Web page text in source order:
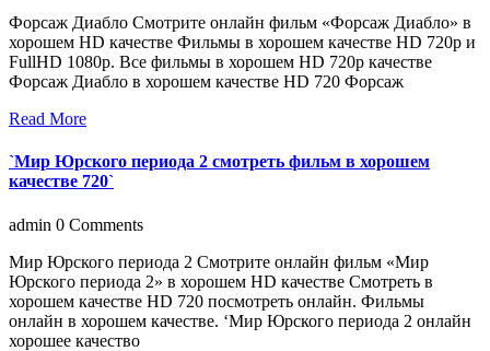
Форсаж Диабло Смотрите онлайн фильм «Форсаж Диабло» в
хорошем HD качестве Фильмы в хорошем качестве HD 720p и
FullHD 1080p. Все фильмы в хорошем HD 720p качестве
Форсаж Диабло в хорошем качестве HD 720 Форсаж
Read More
`Мир Юрского периода 2 смотреть фильм в хорошем
качестве 720`
admin 0 Comments
Мир Юрского периода 2 Смотрите онлайн фильм «Мир
Юрского периода 2» в хорошем HD качестве Смотреть в
хорошем качестве HD 720 посмотреть онлайн. Фильмы
онлайн в хорошем качестве. ‘Мир Юрского периода 2 онлайн
хорошее качество